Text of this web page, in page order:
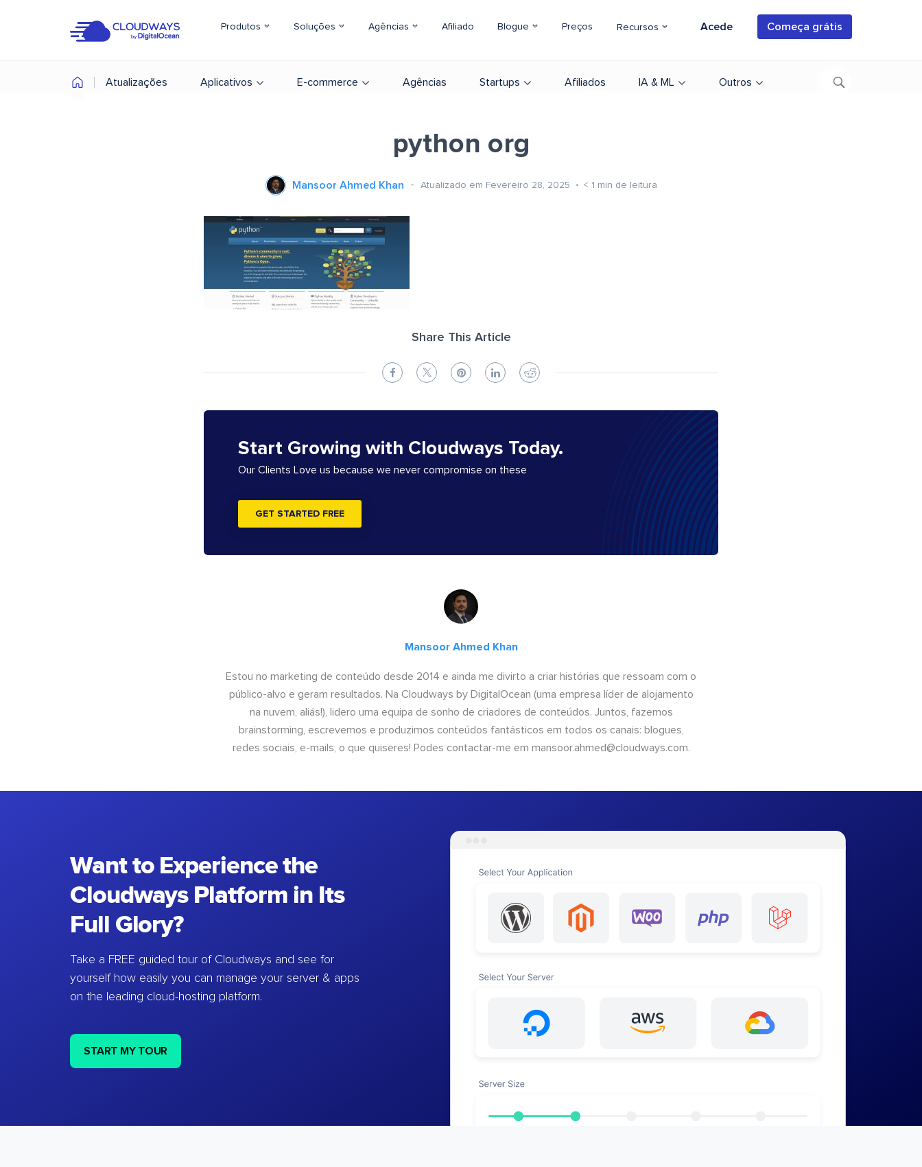
Produtos Soluções Agências Afiliado Blogue Preços Recursos Acede Começa grátis
Atualizações Aplicativos E-commerce Agências Startups Afiliados IA & ML Outros
python org
Mansoor Ahmed Khan Atualizado em Fevereiro 28, 2025 < 1 min de leitura
Share This Article
Start Growing with Cloudways Today.
Our Clients Love us because we never compromise on these
GET STARTED FREE
Mansoor Ahmed Khan
Estou no marketing de conteúdo desde 2014 e ainda me divirto a criar histórias que ressoam com o
público-alvo e geram resultados. Na Cloudways by DigitalOcean (uma empresa líder de alojamento
na nuvem, aliás!), lidero uma equipa de sonho de criadores de conteúdos. Juntos, fazemos
brainstorming, escrevemos e produzimos conteúdos fantásticos em todos os canais: blogues,
redes sociais, e-mails, o que quiseres! Podes contactar-me em mansoor.ahmed@cloudways.com.
Want to Experience the
Cloudways Platform in Its
Full Glory?
Take a FREE guided tour of Cloudways and see for
yourself how easily you can manage your server & apps
on the leading cloud-hosting platform.
START MY TOUR